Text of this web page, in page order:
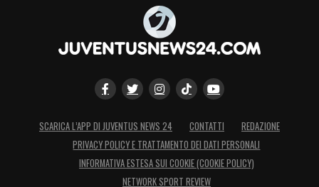
SCARICA L’APP DI JUVENTUS NEWS 24 CONTATTI
REDAZIONE
PRIVACY POLICY E TRATTAMENTO DEI DATI PERSONALI
INFORMATIVA ESTESA SUI COOKIE (COOKIE POLICY)
NETWORK SPORT REVIEW